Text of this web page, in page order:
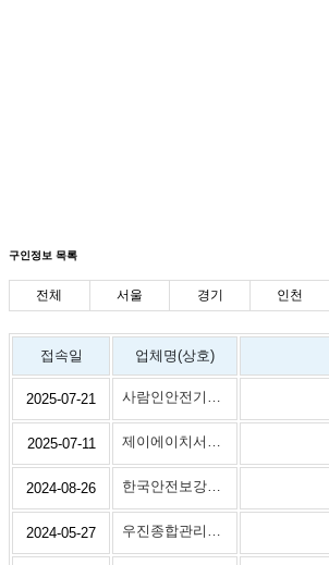
구인정보 목록
전체 서울 경기 인천
접속일 업체명(상호)
2025-07-21
2025-07-11
2024-08-26
2024-05-27